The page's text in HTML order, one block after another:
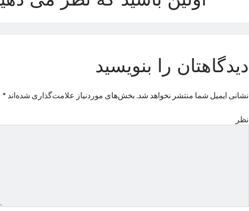
دیدگاهتان را بنویسید
نشانی ایمیل شما منتشر نخواهد شد. بخش‌های موردنیاز علامت‌گذاری شده‌اند *
نظر